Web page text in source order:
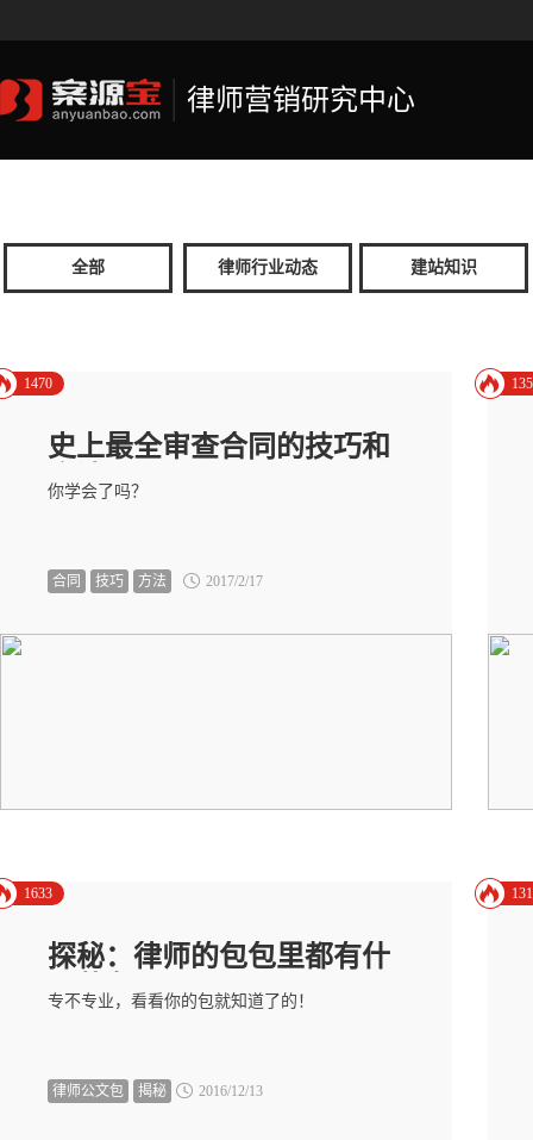
律师营销研究中心
全部 律师行业动态 建站知识
1470
史上最全审查合同的技巧和
方法
你学会了吗？
合同 技巧 方法 2017/2/17
1633
探秘：律师的包包里都有什
么装备？
专不专业，看看你的包就知道了的！
律师公文包 揭秘 2016/12/13